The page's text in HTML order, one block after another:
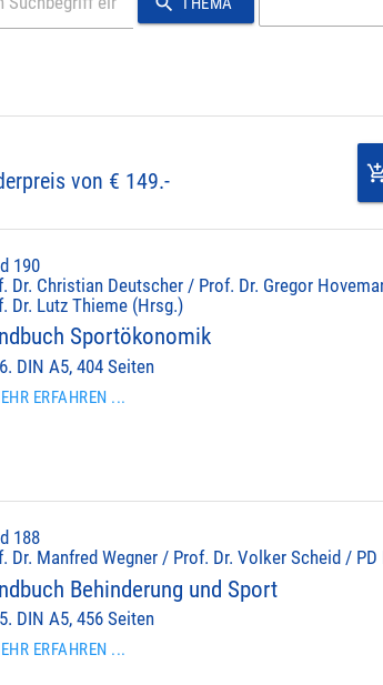
von € 149.-
190
Dr. Christian Deutscher / Prof. Dr. Gregor
Dr. Lutz Thieme (Hrsg.)
Sportökonomik
DIN A5, 404 Seiten
ERFAHREN ...
188
Dr. Manfred Wegner / Prof. Dr. Volker Scheid /
Behinderung und Sport
DIN A5, 456 Seiten
ERFAHREN ...